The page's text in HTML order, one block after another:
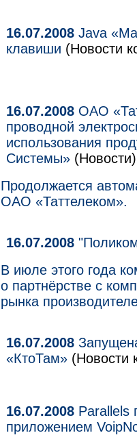
16.07.2008 Java
клавиши (Новости
16.07.2008 ОАО
проводной
использования
Системы» (Новости)
Продолжается
ОАО «Таттелеком».
16.07.2008
В июле этого года
о партнёрстве с
рынка
16.07.2008
«КтоТам» (Новости
16.07.2008 Parallels
приложением